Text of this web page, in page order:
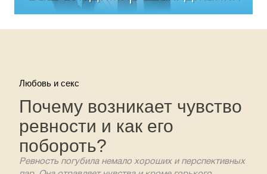
Любовь и секс
Почему возникает чувство
ревности и как его
побороть?
Ревность погубила немало хороших и перспективных